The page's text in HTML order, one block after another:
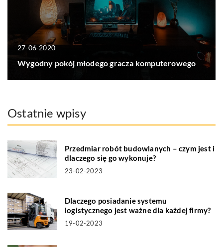
27-06-2020
Wygodny pokój młodego gracza komputerowego
Ostatnie wpisy
Przedmiar robót budowlanych – czym jest i
dlaczego się go wykonuje?
23-02-2023
Dlaczego posiadanie systemu
logistycznego jest ważne dla każdej firmy?
19-02-2023